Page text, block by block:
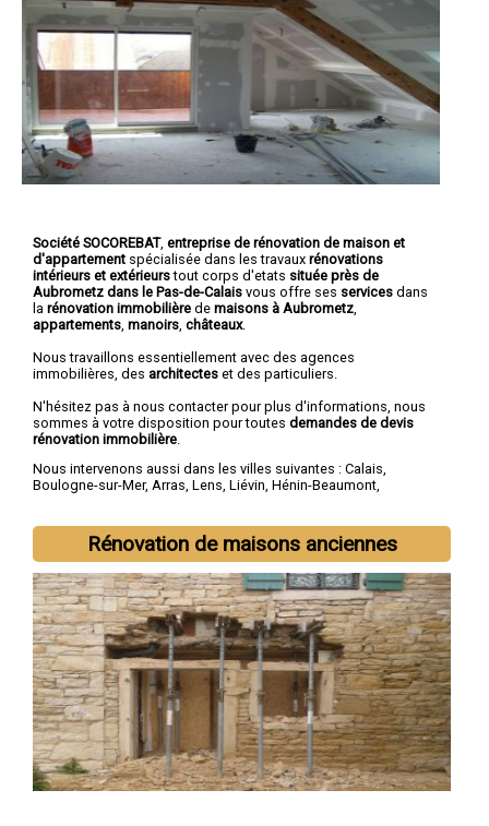
Société SOCOREBAT, entreprise de rénovation de maison et
d'appartement spécialisée dans les travaux rénovations
intérieurs et extérieurstout corps d'etats située près de
Aubrometz dans le Pas-de-Calais vous offre ses services dans
la rénovation immobilière de maisons à Aubrometz
appartements manoirs châteaux.
Nous travaillons essentiellement avec des agences
immobilières, des architectes et des particuliers.
N'hésitez pas à nous contacter pour plus d'informations, nous
sommes à votre disposition pour toutes demandes de devis
rénovation immobilière
Nous intervenons aussi dans les villes suivantes : Calais,
Boulogne-sur-Mer, Arras, Lens, Liévin, Hénin-Beaumont,
Rénovation de maisons anciennes